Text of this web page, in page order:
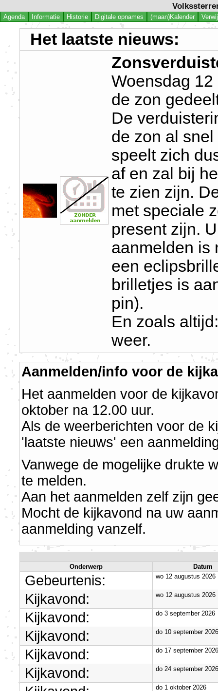
Agenda Informatie Historie Digitale opnames (maan)Kalender
Het laatste nieuws:
Woensdag
de zon
De
de zon al
speelt zich
af en zal bij
te zien zijn.
met speciale
present zijn.
aanmelden is
een
brilletjes is
pin).
En zoals
weer.
Aanmelden/info voor de
Het aanmelden voor de
oktober na 12.00 uur.
Als de weerberichten voor de
'laatste nieuws' een
Vanwege de mogelijke drukte
te melden.
Aan het aanmelden zelf zijn
Mocht de kijkavond na uw
aanmelding vanzelf.
Onderwerp Datum
Gebeurtenis: wo 12 augustus 2026
Kijkavond: wo 12 augustus 2026
Kijkavond: do 3 september 2026
Kijkavond: do 10 september
Kijkavond: do 17 september
Kijkavond: do 24 september
do 1 oktober 2026